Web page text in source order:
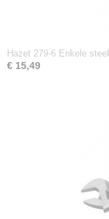
Hazet 279-6 Enkele
€ 15,49